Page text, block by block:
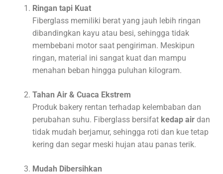
Ringan tapi Kuat
Fiberglass memiliki berat yang jauh lebih ringan
dibandingkan kayu atau besi, sehingga tidak
membebani motor saat pengiriman. Meskipun
ringan, material ini sangat kuat dan mampu
menahan beban hingga puluhan kilogram.
Tahan Air & Cuaca Ekstrem
Produk bakery rentan terhadap kelembaban dan
perubahan suhu. Fiberglass bersifat kedap air dan
tidak mudah berjamur, sehingga roti dan kue tetap
kering dan segar meski hujan atau panas terik.
Mudah Dibersihkan